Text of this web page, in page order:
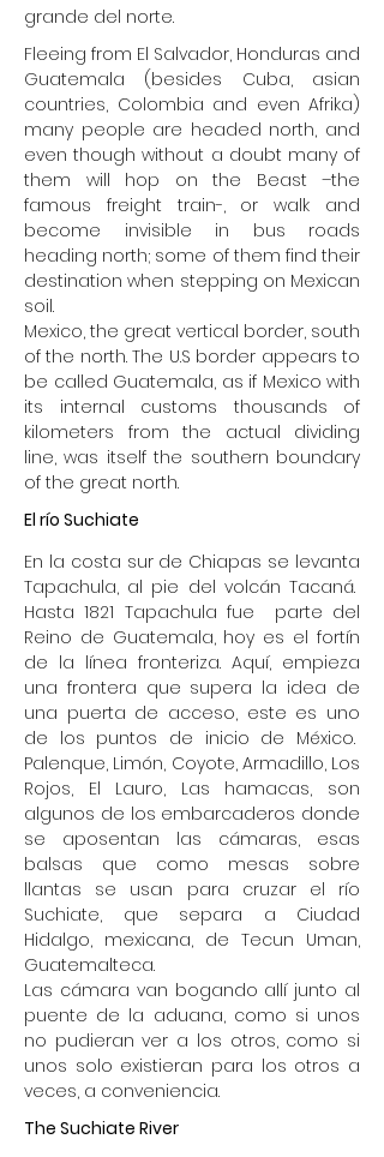
grande del norte.
Fleeing from El Salvador, Honduras and
Guatemala (besides Cuba, asian
countries, Colombia and even Afrika)
many people are headed north, and
even though without a doubt many of
them will hop on the Beast –the
famous freight train-, or walk and
become invisible in bus roads
heading north; some of them find their
destination when stepping on Mexican
soil.
Mexico, the great vertical border, south
of the north. The U.S border appears to
be called Guatemala, as if Mexico with
its internal customs thousands of
kilometers from the actual dividing
line, was itself the southern boundary
of the great north.
El río Suchiate
En la costa sur de Chiapas se levanta
Tapachula, al pie del volcán Tacaná.
Hasta 1821 Tapachula fue parte del
Reino de Guatemala, hoy es el fortín
de la línea fronteriza. Aquí, empieza
una frontera que supera la idea de
una puerta de acceso, este es uno
de los puntos de inicio de México.
Palenque, Limón, Coyote, Armadillo, Los
Rojos, El Lauro, Las hamacas, son
algunos de los embarcaderos donde
se aposentan las cámaras, esas
balsas que como mesas sobre
llantas se usan para cruzar el río
Suchiate, que separa a Ciudad
Hidalgo, mexicana, de Tecun Uman,
Guatemalteca.
Las cámara van bogando allí junto al
puente de la aduana, como si unos
no pudieran ver a los otros, como si
unos solo existieran para los otros a
veces, a conveniencia.
The Suchiate River